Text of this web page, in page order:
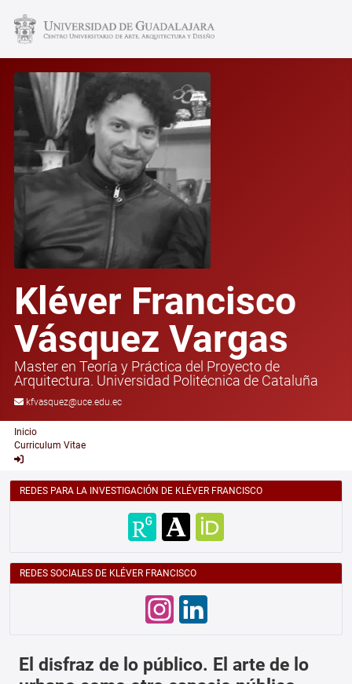
Kléver Francisco
Vásquez Vargas
Master en Teoría y Práctica del Proyecto de
Arquitectura. Universidad Politécnica de Cataluña
kfvasquez@uce.edu.ec
Inicio
Curriculum Vitae
REDES PARA LA INVESTIGACIÓN DE KLÉVER FRANCISCO
REDES SOCIALES DE KLÉVER FRANCISCO
El disfraz de lo público. El arte de lo